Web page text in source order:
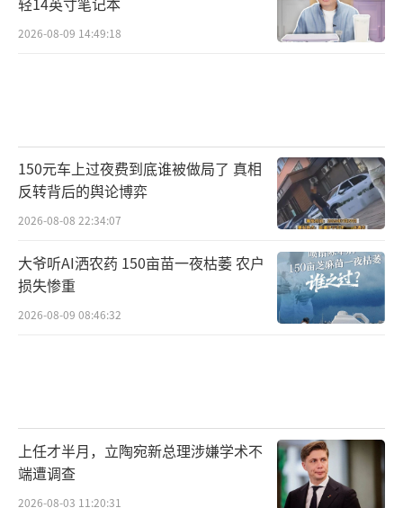
个月后小肚子确实平了，但大姨妈直接停了，
脸色蜡黄，还频繁晕倒。去医院一查，体脂率
掉到15%，雌激素严重不足，医生警告她再这
还有一个女孩，因为穿牛仔裤的时候小腹
2026-08-09 14:49:18
150元车上过夜费到底谁被做局了 真相
反转背后的舆论博弈
2026-08-08 22:34:07
大爷听AI洒农药 150亩苗一夜枯萎 农户
损失惨重
2026-08-09 08:46:32
上任才半月，立陶宛新总理涉嫌学术不
端遭调查
2026-08-03 11:20:31